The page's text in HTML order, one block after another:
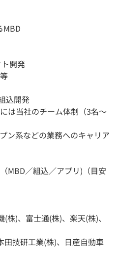
MBD
開発
込開発
は当社のチーム体制（3名～
ン系などの業務へのキャリア
MBD／組込／アプリ)（目安
株)、富士通(株)、楽天(株)、
田技研工業(株)、日産自動車